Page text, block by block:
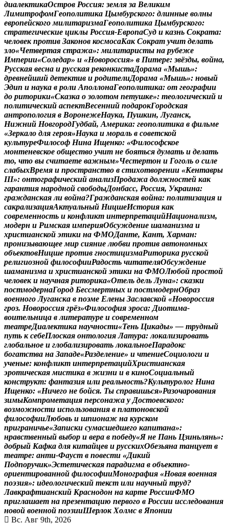
диалектикаОстров Россия: земля за Великим
ЛимитрофомГеополитика Цымбурского: длинные волны
европейского милитаризмаГеополитика Цымбурского:
стратегические циклы Россия-ЕвропаСуд и казнь Сократа:
человек против Законов космосаКак Сократ учит делать
зло«Четвертая стража»: милитаристы на рубеже
Империи«Соледар» и «Новороссия» в Питере: звёзды, война,
Русская весна и русская реконкистаДорама «Мышь»:
древнейший детектив и родителиДорама «Мышь»: новый
Эдип и наука в роли АполлонаГеополитика: от географии
до риторики«Сказка о золотом петушке»: теологический и
политический аспектВесенний подарокГородская
антропология в ВоронежеНаука, Пушкин, Луганск,
Нижний НовгородГудбай, Америка: геополитика в фильме
«Зеркало для героя»Наука и мораль в советской
культуреФилософ Нина Ищенко: «Философское
монтеневское общество учит не бояться думать и делать
то, что вы считаете важным»Честертон и Гоголь о силе
слабыхВремя и пространство в стихотворении «Кентавры
III»: онтографический анализПродажа должностей как
гарантия народной свободыДонбасс, Россия, Украина:
гражданская ли война?Гражданская война: политизация и
сакрализацияАктуальный НицшеИстория как
современность и конфликт интерпретацийНационализм,
модерн и Римская империяОбсуждение шаманизма и
христианской этики на ФМОДанте, Кант, Харман:
пронизывающее мир сияние любви против автономных
объектовНицше против гностицизмаРиторика русской
религиозной философииРадость читателяОбсуждение
шаманизма и христианской этики на ФМОЛюбой простой
человек и научная риторика«Отель дель Луна»: сказки
постмодернаГород Бессмертных и постмодернОбраз
военного Луганска в поэме Елены Заславской «Новороссия
гроз. Новороссия грёз»Философия эроса: Диотима-
воительница в литературе и современном
театреДиалектика научности«Тень Цикады» — трудный
путь к себеПлоская онтология Латура: локализировать
глобальное и глобализировать локальноеПарадокс
богатства на Западе«Разделение» и чтениеСоциологи и
ученые: конфликт интерпретацийХристианская
эротическая мистика в жизни и в киноСоциальный
конструкт: фантазия или реальность?Культуролог Нина
Ищенко: «Ничего не бойся. Ты справишься»Разочарования
зимыКомпрометация персонажа у Достоевского:
возможности использования в платоновской
философииЛюбовь и шпионаж на курском
приграничье«Записки сумасшедшего капитана»:
нравственный выбор и вера в победу«Я не Пань Цзиньлянь»:
добрый Кафка для китайцев и русскихОбезьяна танцует в
театре: анти-Фауст в повести «Дикий
Подпоручик»Эстетическая парадигма в объектно-
ориентированной философииМонография «Новая военная
поэзия»: идеологический текст или научный труд?
Лавкрафтианский Краснодон на карте РоссииФМО
приглашает на презентацию первого в России исследования
новой военной поэзииШерлок Холмс в Японии
Вс. Авг 9th, 2026